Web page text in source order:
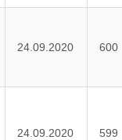
24.09.2020 600
24.09.2020 599